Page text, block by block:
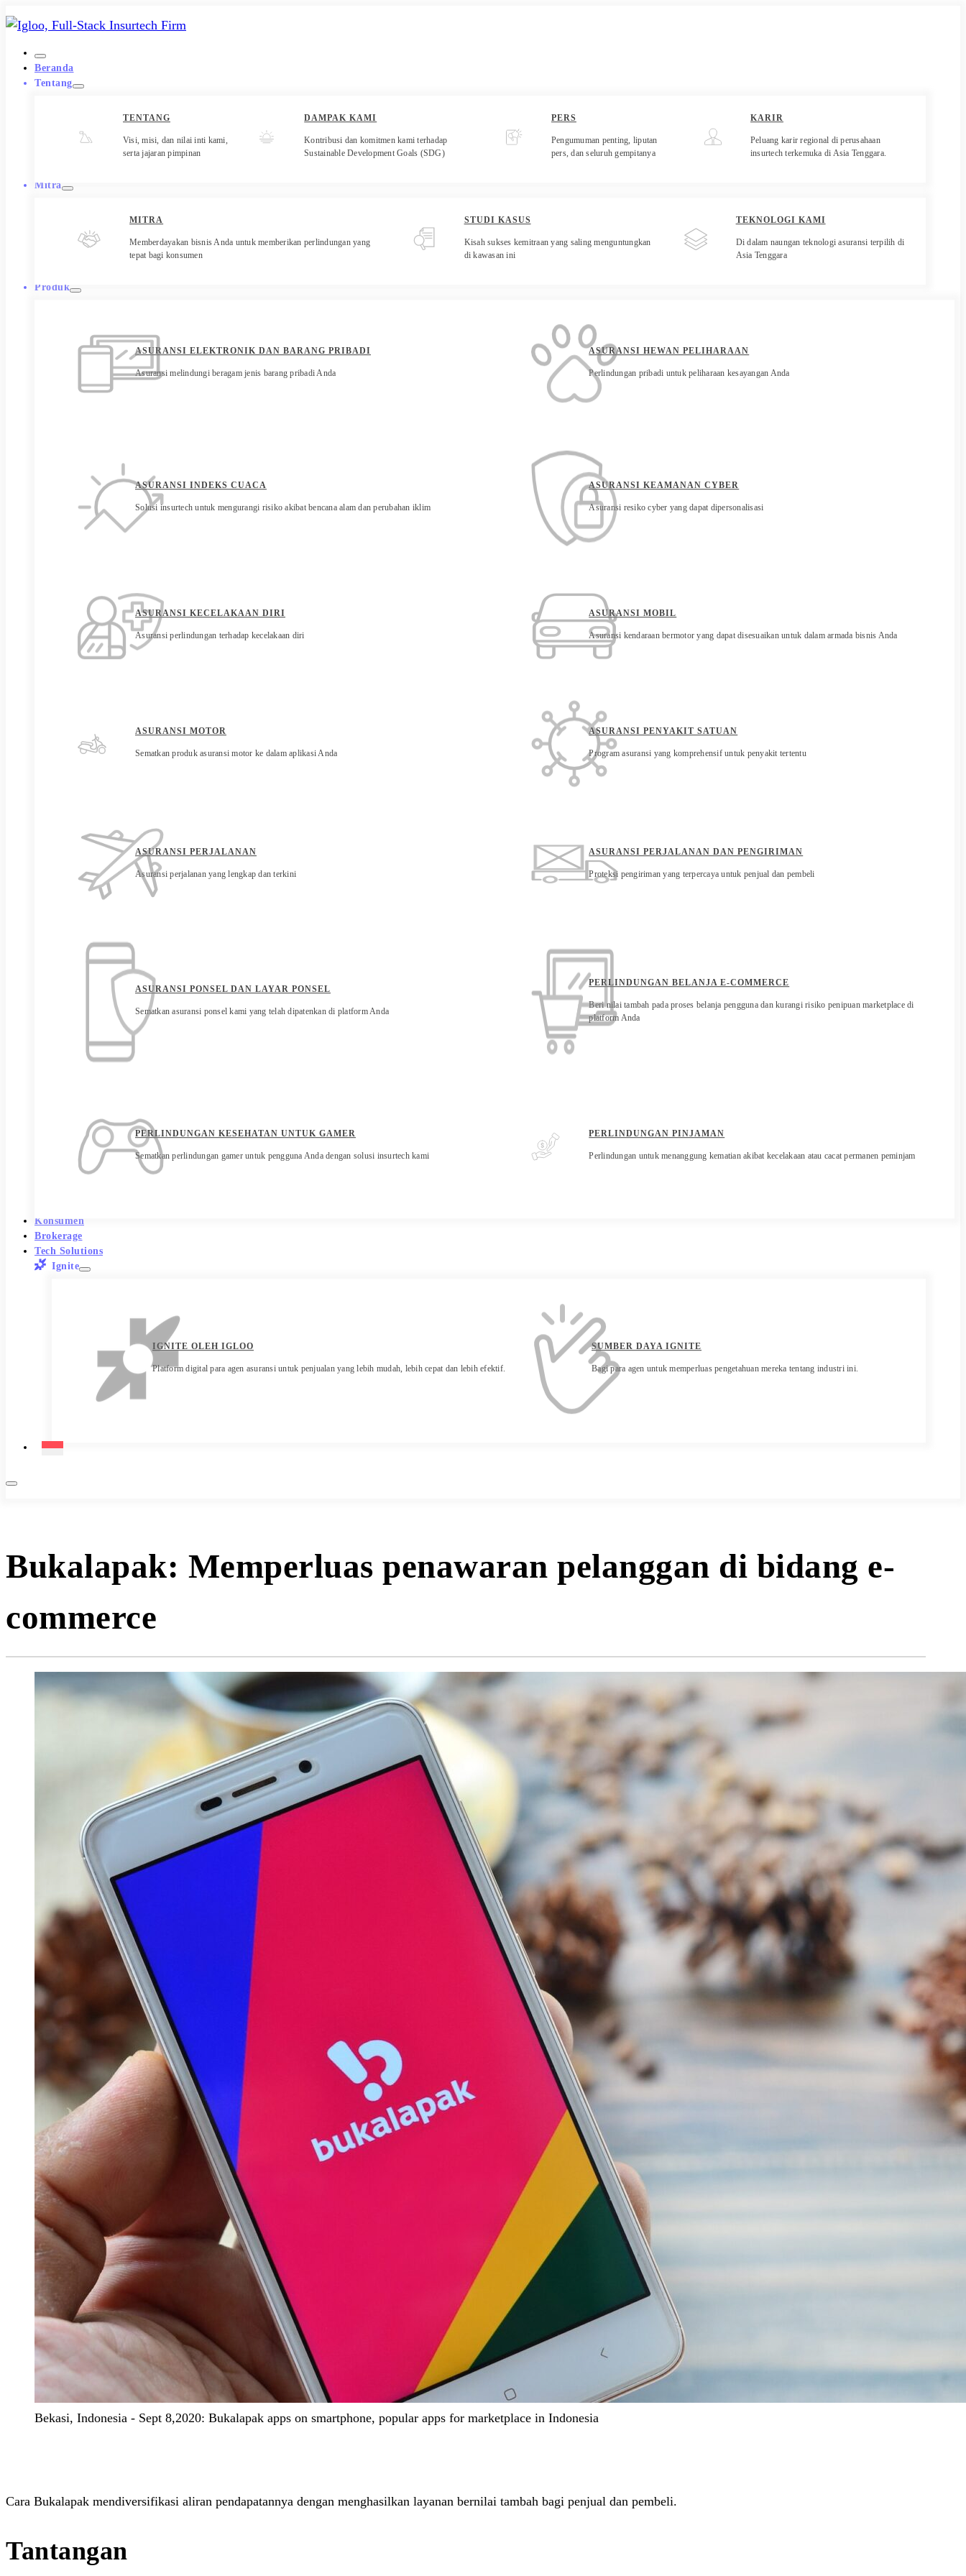
Beranda
Tentang
TENTANG
Visi, misi, dan nilai inti kami,
serta jajaran pimpinan
DAMPAK KAMI
Kontribusi dan komitmen kami terhadap
Sustainable Development Goals (SDG)
PERS
Pengumuman penting, liputan
pers, dan seluruh gempitanya
KARIR
Peluang karir regional di perusahaan
insurtech terkemuka di Asia Tenggara.
Mitra
MITRA
Memberdayakan bisnis Anda untuk memberikan perlindungan yang
tepat bagi konsumen
STUDI KASUS
Kisah sukses kemitraan yang saling menguntungkan
di kawasan ini
TEKNOLOGI KAMI
Di dalam naungan teknologi asuransi terpilih di
Asia Tenggara
Produk
ASURANSI ELEKTRONIK DAN BARANG PRIBADI
Asuransi melindungi beragam jenis barang pribadi Anda
ASURANSI HEWAN PELIHARAAN
Perlindungan pribadi untuk peliharaan kesayangan Anda
ASURANSI INDEKS CUACA
Solusi insurtech untuk mengurangi risiko akibat bencana alam dan perubahan iklim
ASURANSI KEAMANAN CYBER
Asuransi resiko cyber yang dapat dipersonalisasi
ASURANSI KECELAKAAN DIRI
Asuransi perlindungan terhadap kecelakaan diri
ASURANSI MOBIL
Asuransi kendaraan bermotor yang dapat disesuaikan untuk dalam armada bisnis Anda
ASURANSI MOTOR
Sematkan produk asuransi motor ke dalam aplikasi Anda
ASURANSI PENYAKIT SATUAN
Program asuransi yang komprehensif untuk penyakit tertentu
ASURANSI PERJALANAN
Asuransi perjalanan yang lengkap dan terkini
ASURANSI PERJALANAN DAN PENGIRIMAN
Proteksi pengiriman yang terpercaya untuk penjual dan pembeli
ASURANSI PONSEL DAN LAYAR PONSEL
Sematkan asuransi ponsel kami yang telah dipatenkan di platform Anda
PERLINDUNGAN BELANJA E-COMMERCE
Beri nilai tambah pada proses belanja pengguna dan kurangi risiko penipuan marketplace di
platform Anda
PERLINDUNGAN KESEHATAN UNTUK GAMER
Sematkan perlindungan gamer untuk pengguna Anda dengan solusi insurtech kami
PERLINDUNGAN PINJAMAN
Perlindungan untuk menanggung kematian akibat kecelakaan atau cacat permanen peminjam
Konsumen
Brokerage
Tech Solutions
Ignite
IGNITE OLEH IGLOO
Platform digital para agen asuransi untuk penjualan yang lebih mudah, lebih cepat dan lebih efektif.
SUMBER DAYA IGNITE
Bagi para agen untuk memperluas pengetahuan mereka tentang industri ini.
Bukalapak: Memperluas penawaran pelanggan di bidang e-
commerce
Bekasi, Indonesia - Sept 8,2020: Bukalapak apps on smartphone, popular apps for marketplace in Indonesia
Cara Bukalapak mendiversifikasi aliran pendapatannya dengan menghasilkan layanan bernilai tambah bagi penjual dan pembeli.
Tantangan